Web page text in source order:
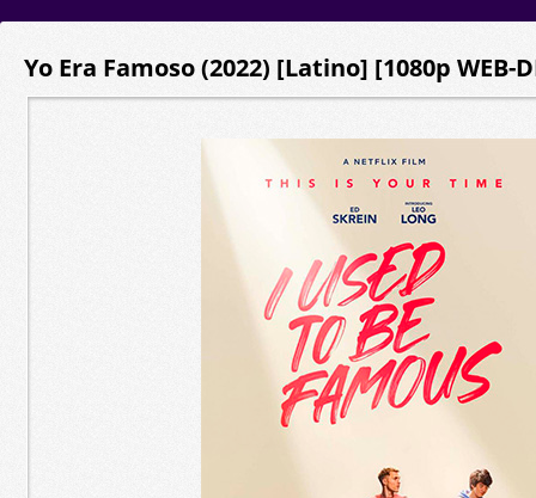
Yo Era Famoso (2022) [Latino] [1080p WEB-